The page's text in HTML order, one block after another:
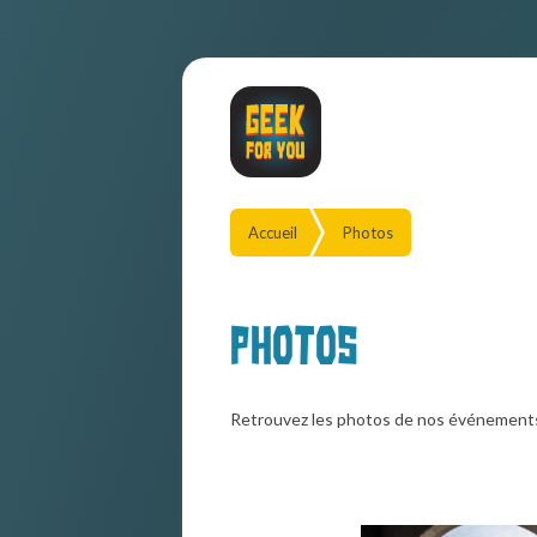
Accueil Photos
Photos
Retrouvez les photos de nos